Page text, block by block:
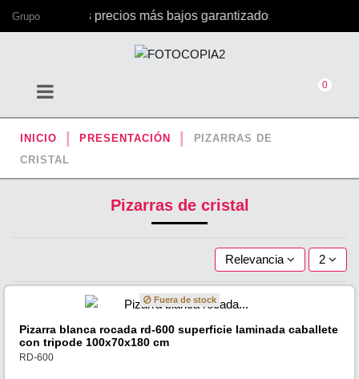
Grupo con los precios más bajos garantizados
0
INICIO PRESENTACIÓN
PIZARRAS DE
CRISTAL
Pizarras de cristal
Relevancia 2
Fuera de stock
Pizarra blanca rocada rd-600 superficie laminada caballete
con tripode 100x70x180 cm
RD-600